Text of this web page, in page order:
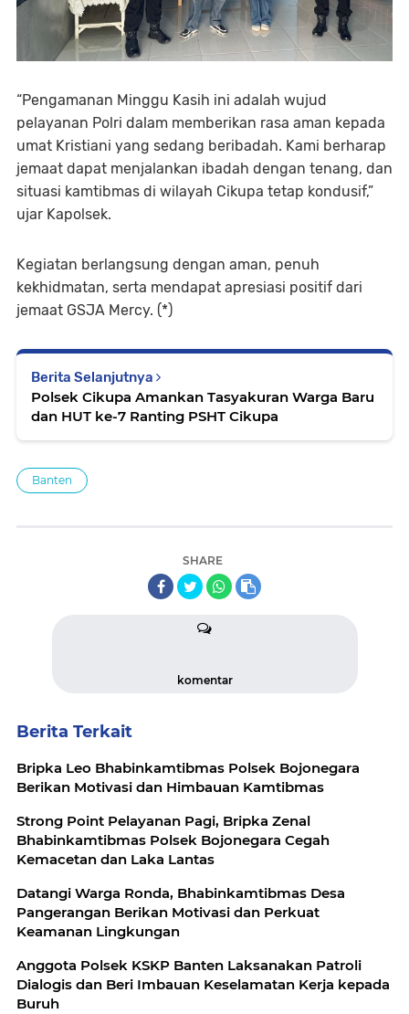
“Pengamanan Minggu Kasih ini adalah wujud
pelayanan Polri dalam memberikan rasa aman kepada
umat Kristiani yang sedang beribadah. Kami berharap
jemaat dapat menjalankan ibadah dengan tenang, dan
situasi kamtibmas di wilayah Cikupa tetap kondusif,”
ujar Kapolsek.
Kegiatan berlangsung dengan aman, penuh
kekhidmatan, serta mendapat apresiasi positif dari
jemaat GSJA Mercy. (*)
Berita Selanjutnya
Polsek Cikupa Amankan Tasyakuran Warga Baru
dan HUT ke-7 Ranting PSHT Cikupa
Banten
SHARE
komentar
Berita Terkait
Bripka Leo Bhabinkamtibmas Polsek Bojonegara
Berikan Motivasi dan Himbauan Kamtibmas
Strong Point Pelayanan Pagi, Bripka Zenal
Bhabinkamtibmas Polsek Bojonegara Cegah
Kemacetan dan Laka Lantas
Datangi Warga Ronda, Bhabinkamtibmas Desa
Pangerangan Berikan Motivasi dan Perkuat
Keamanan Lingkungan
Anggota Polsek KSKP Banten Laksanakan Patroli
Dialogis dan Beri Imbauan Keselamatan Kerja kepada
Buruh